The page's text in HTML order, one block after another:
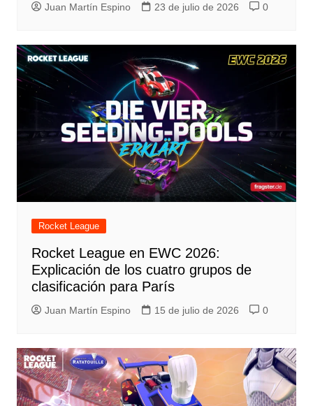
Juan Martín Espino 23 de julio de 2026 0
Rocket League
Rocket League en EWC 2026:
Explicación de los cuatro grupos de
clasificación para París
Juan Martín Espino 15 de julio de 2026 0